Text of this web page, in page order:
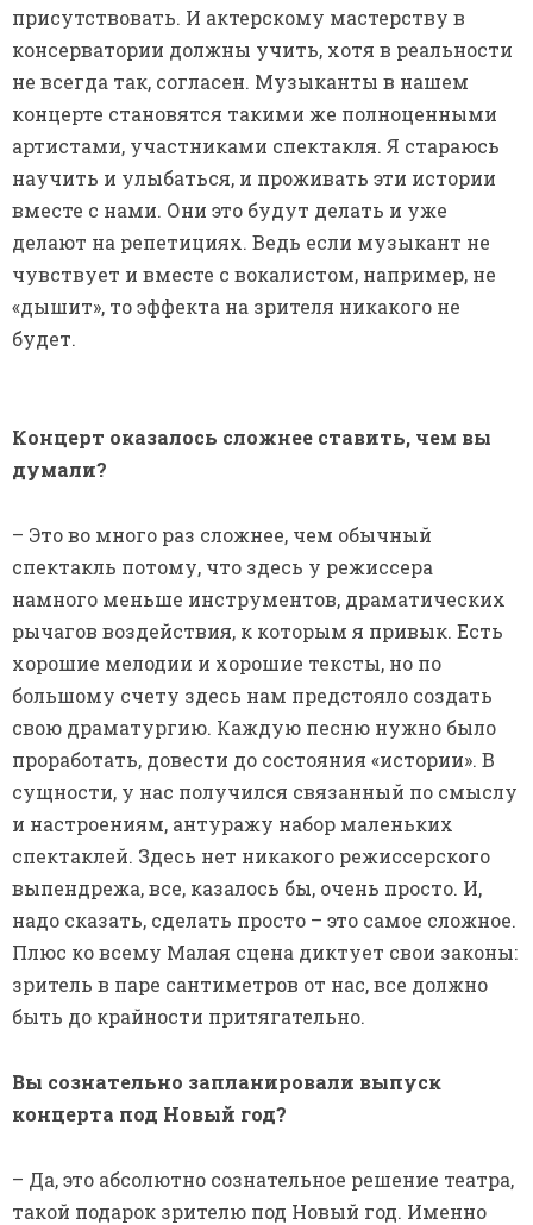
присутствовать. И актерскому мастерству в
консерватории должны учить, хотя в реальности
не всегда так, согласен. Музыканты в нашем
концерте становятся такими же полноценными
артистами, участниками спектакля. Я стараюсь
научить и улыбаться, и проживать эти истории
вместе с нами. Они это будут делать и уже
делают на репетициях. Ведь если музыкант не
чувствует и вместе с вокалистом, например, не
«дышит», то эффекта на зрителя никакого не
будет.
Концерт оказалось сложнее ставить, чем вы
думали?
– Это во много раз сложнее, чем обычный
спектакль потому, что здесь у режиссера
намного меньше инструментов, драматических
рычагов воздействия, к которым я привык. Есть
хорошие мелодии и хорошие тексты, но по
большому счету здесь нам предстояло создать
свою драматургию. Каждую песню нужно было
проработать, довести до состояния «истории». В
сущности, у нас получился связанный по смыслу
и настроениям, антуражу набор маленьких
спектаклей. Здесь нет никакого режиссерского
выпендрежа, все, казалось бы, очень просто. И,
надо сказать, сделать просто – это самое сложное.
Плюс ко всему Малая сцена диктует свои законы:
зритель в паре сантиметров от нас, все должно
быть до крайности притягательно.
Вы сознательно запланировали выпуск
концерта под Новый год?
– Да, это абсолютно сознательное решение театра,
такой подарок зрителю под Новый год. Именно